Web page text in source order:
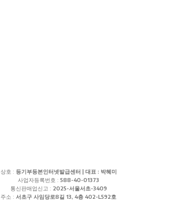
상호 : 등기부등본인터넷발급센터 | 대표 : 박혜미
사업자등록번호 : 588-40-01373
통신판매업신고 : 2025-서울서초-3409
주소 : 서초구 사임당로8길 13, 4층 402-L592호